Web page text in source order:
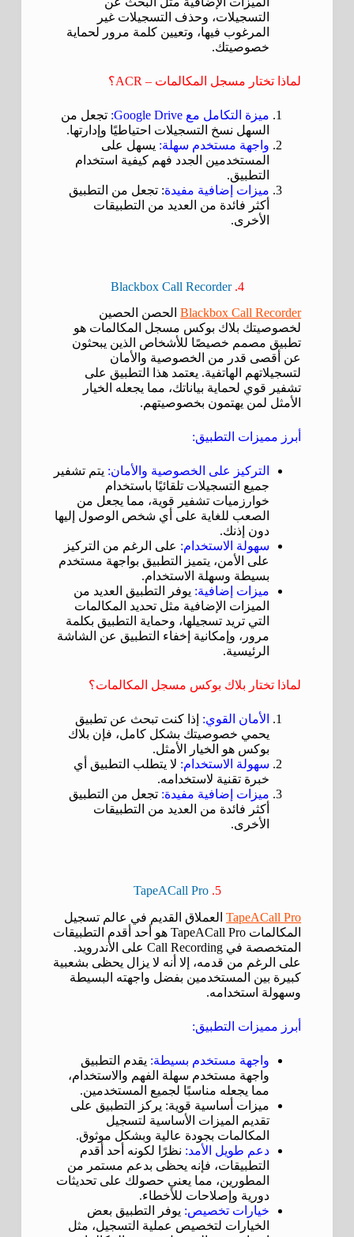
التسجيلات، وحذف التسجيلات غير
المرغوب فيها، وتعيين كلمة مرور لحماية
خصوصيتك.
لماذا تختار مسجل المكالمات – ACR؟
ميزة التكامل مع Google Drive:
تجعل من
السهل نسخ التسجيلات احتياطيًا وإدارتها.
واجهة مستخدم سهلة: يسهل على
المستخدمين الجدد فهم كيفية استخدام
التطبيق.
ميزات إضافية مفيدة: تجعل من التطبيق
أكثر فائدة من العديد من التطبيقات
الأخرى.
4.
Blackbox Call Recorder
Blackbox Call Recorderالحصن الحصين
لخصوصيتك بلاك بوكس مسجل المكالمات هو
تطبيق مصمم خصيصًا للأشخاص الذين يبحثون
عن أقصى قدر من الخصوصية والأمان
لتسجيلاتهم الهاتفية. يعتمد هذا التطبيق على
تشفير قوي لحماية بياناتك، مما يجعله الخيار
الأمثل لمن يهتمون بخصوصيتهم.
أبرز مميزات التطبيق:
التركيز على الخصوصية والأمان: يتم تشفير
جميع التسجيلات تلقائيًا باستخدام
خوارزميات تشفير قوية، مما يجعل من
الصعب للغاية على أي شخص الوصول إليها
دون إذنك.
سهولة الاستخدام: على الرغم من التركيز
على الأمن، يتميز التطبيق بواجهة مستخدم
بسيطة وسهلة الاستخدام.
ميزات إضافية: يوفر التطبيق العديد من
الميزات الإضافية مثل تحديد المكالمات
التي تريد تسجيلها، وحماية التطبيق بكلمة
مرور، وإمكانية إخفاء التطبيق عن الشاشة
الرئيسية.
لماذا تختار بلاك بوكس مسجل المكالمات؟
الأمان القوي: إذا كنت تبحث عن تطبيق
يحمي خصوصيتك بشكل كامل، فإن بلاك
بوكس هو الخيار الأمثل.
سهولة الاستخدام: لا يتطلب التطبيق أي
خبرة تقنية لاستخدامه.
ميزات إضافية مفيدة: تجعل من التطبيق
أكثر فائدة من العديد من التطبيقات
الأخرى.
5.
TapeACall Pro
TapeACall Proالعملاق القديم في عالم تسجيل
المكالمات TapeACall Pro هو أحد أقدم التطبيقات
المتخصصة في Call Recording على الأندرويد.
على الرغم من قدمه، إلا أنه لا يزال يحظى بشعبية
كبيرة بين المستخدمين بفضل واجهته البسيطة
وسهولة استخدامه.
أبرز مميزات التطبيق:
واجهة مستخدم بسيطة: يقدم التطبيق
واجهة مستخدم سهلة الفهم والاستخدام،
مما يجعله مناسبًا لجميع المستخدمين.
ميزات أساسية قوية: يركز التطبيق على
تقديم الميزات الأساسية لتسجيل
المكالمات بجودة عالية وبشكل موثوق.
دعم طويل الأمد: نظرًا لكونه أحد أقدم
التطبيقات، فإنه يحظى بدعم مستمر من
المطورين، مما يعني حصولك على تحديثات
دورية وإصلاحات للأخطاء.
خيارات تخصيص: يوفر التطبيق بعض
الخيارات لتخصيص عملية التسجيل، مثل